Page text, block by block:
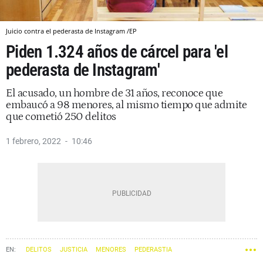
Juicio contra el pederasta de Instagram /EP
Piden 1.324 años de cárcel para 'el
pederasta de Instagram'
El acusado, un hombre de 31 años, reconoce que
embaucó a 98 menores, al mismo tiempo que admite
que cometió 250 delitos
1 febrero, 2022 10:46
DELITOS JUSTICIA MENORES PEDERASTIA